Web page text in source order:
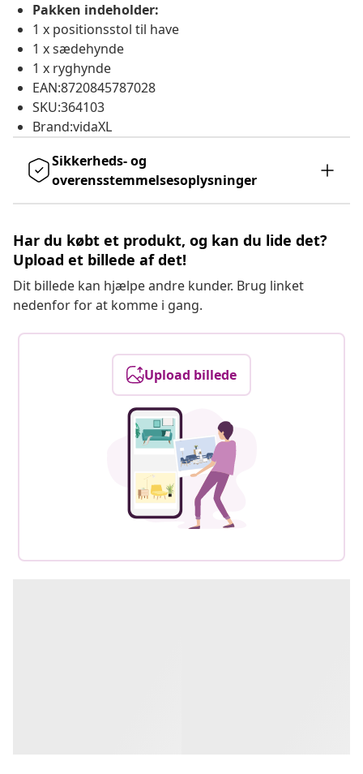
Pakken indeholder:
1 x positionsstol til have
1 x sædehynde
1 x ryghynde
EAN:8720845787028
SKU:364103
Brand:vidaXL
Sikkerheds- og
overensstemmelsesoplysninger
Har du købt et produkt, og kan du lide det?
Upload et billede af det!
Dit billede kan hjælpe andre kunder. Brug linket
nedenfor for at komme i gang.
Upload billede